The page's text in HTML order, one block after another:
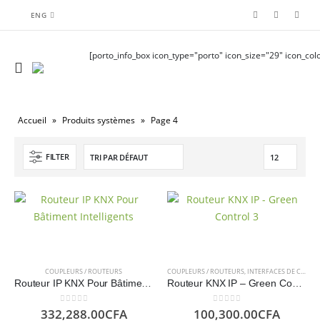
ENG
[porto_info_box icon_type="porto" icon_size="29"
Accueil » Produits systèmes » Page 4
FILTER
COUPLEURS / ROUTEURS
Routeur IP KNX Pour Bâtiment Intelligents – GSV
0 sur 5
332,288.00CFA
COUPLEURS / ROUTEURS, INTERFACES DE COMMUNICATION
Routeur KNX IP – Green Controls
0 sur 5
100,300.00CFA